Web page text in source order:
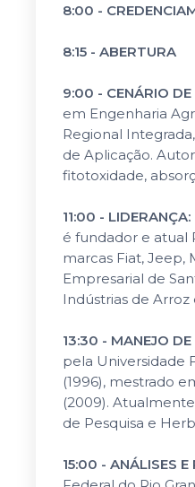
8:00 -
8:15 - ABERTURA
9:00 - CENÁRIO
em Engenharia
Regional
de Aplicação.
fitotoxidade,
11:00 -
é fundador e atual
marcas Fiat, Jeep,
Empresarial de
Indústrias de Arroz
13:30 - MANEJO
pela Universidade
(1996), mestrado
(2009).
de Pesquisa e
15:00 - ANÁLISES